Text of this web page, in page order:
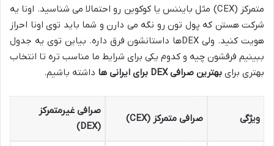
متمرکز (CEX) مثل بایننس یا کوکوین رو احتمالا می شناسید. اونا یه
شرکت هستن که پول تون رو نگه می دارن و شما باید توی اونا احراز
هویت کنید. ولی DEXها داستانشون فرق داره. بیاین توی یه جدول
ببینیم فرقشون چیه و کدوم یکی برای شرایط ما مناسب تره تا انتخاب
بهتری برای بهترین صرافی DEX برای ایرانی ها داشته باشیم.
ویژگی صرافی متمرکز (CEX)
صرافی غیرمتمرکز
(DEX)